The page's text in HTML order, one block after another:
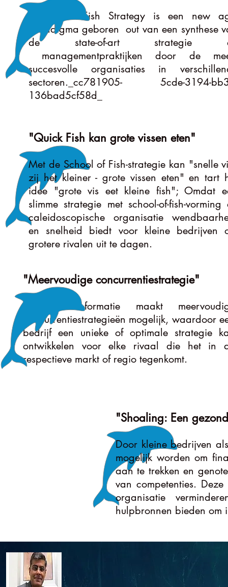
School of Fish Strategy is een new
paradigma geboren out van een synthese
de state-of-art strategie
managementpraktijken door de
succesvolle organisaties in
sectoren._cc781905- 5cde-3194-
136bad5cf58d_
"Quick Fish kan grote vissen eten"
Met de School of Fish-strategie kan "snelle
zij het kleiner - grote vissen eten" en tart
idee "grote vis eet kleine fish"; Omdat
slimme strategie met school-of-fish-vorming
caleidoscopische organisatie
en snelheid biedt voor kleine bedrijven
grotere rivalen uit te dagen.
"Meervoudige concurrentiestrategie"
School-of-Fish-formatie maakt
concurrentiestrategieën mogelijk, waardoor
bedrijf een unieke of optimale strategie
ontwikkelen voor elke rivaal die het in
respectieve markt of regio tegenkomt.
"Shoaling: Een
Door kleine bedrijven
mogelijk worden om
aan te trekken en
van competenties.
organisatie
hulpbronnen bieden om